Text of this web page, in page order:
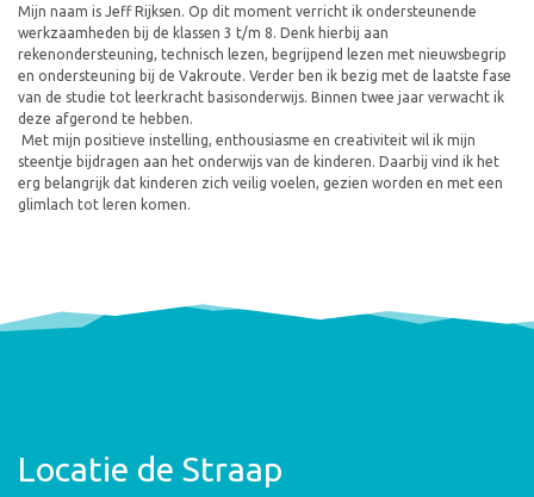
Mijn naam is Jeff Rijksen. Op dit moment verricht ik ondersteunende
werkzaamheden bij de klassen 3 t/m 8. Denk hierbij aan
rekenondersteuning, technisch lezen, begrijpend lezen met nieuwsbegrip
en ondersteuning bij de Vakroute. Verder ben ik bezig met de laatste fase
van de studie tot leerkracht basisonderwijs. Binnen twee jaar verwacht ik
deze afgerond te hebben.
Met mijn positieve instelling, enthousiasme en creativiteit wil ik mijn
steentje bijdragen aan het onderwijs van de kinderen. Daarbij vind ik het
erg belangrijk dat kinderen zich veilig voelen, gezien worden en met een
glimlach tot leren komen.
Locatie de Straap